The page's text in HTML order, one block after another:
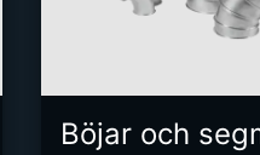
Böjar och